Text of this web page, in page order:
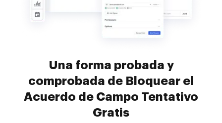
Una forma probada y
comprobada de Bloquear el
Acuerdo de Campo Tentativo
Gratis